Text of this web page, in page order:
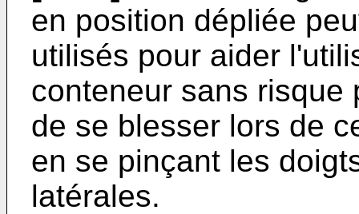
en position dépliée
utilisés pour aider
conteneur sans risque
de se blesser lors de
en se pinçant les
latérales.